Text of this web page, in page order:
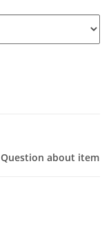
Question about item